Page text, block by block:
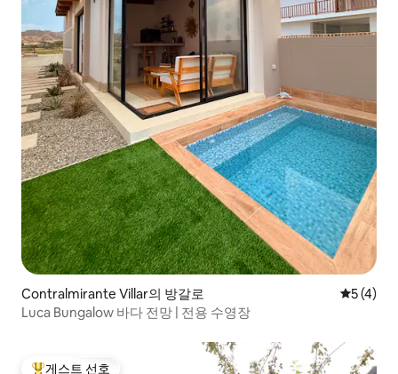
Contralmirante Villar의 방갈로 평점 5점
5 (4)
Luca Bungalow 바다 전망 | 전용 수영장
게스트 선호